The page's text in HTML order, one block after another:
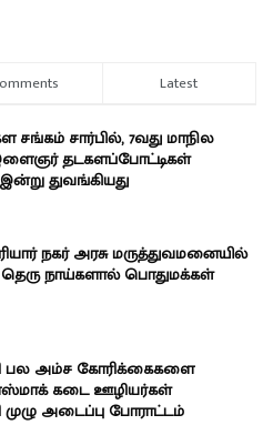
Latest
சங்கம் சார்பில், 7வது மாநில
தடகளப்போட்டிகள்
இன்று துவங்கியது
நகர் அரசு மருத்துவமனையில்
தெரு நாய்களால் பொதுமக்கள்
பல அம்ச கோரிக்கைகளை
கடை ஊழியர்கள்
முழு அடைப்பு போராட்டம்